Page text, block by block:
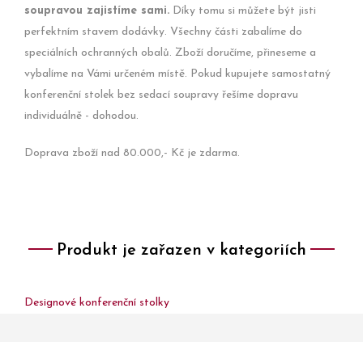
soupravou zajistíme sami. Díky tomu si můžete být jisti
perfektním stavem dodávky. Všechny části zabalíme do
speciálních ochranných obalů. Zboží doručíme, přineseme a
vybalíme na Vámi určeném místě. Pokud kupujete samostatný
konferenční stolek bez sedací soupravy řešíme dopravu
individuálně - dohodou.
Doprava zboží nad 80.000,- Kč je zdarma.
Produkt je zařazen v kategoriích
Designové konferenční stolky